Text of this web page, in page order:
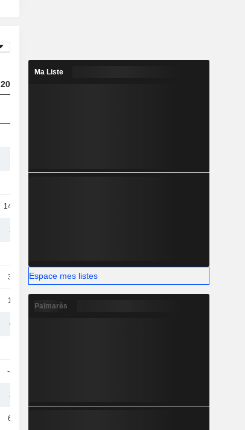
2023
193 M
14,05 M
207 M
3,12 M 4,09 M
19,6 M 25,75 M
600 M
732 M
-485 M
247 M
6,24 M
Ma Liste
Espace mes listes
Palmarès